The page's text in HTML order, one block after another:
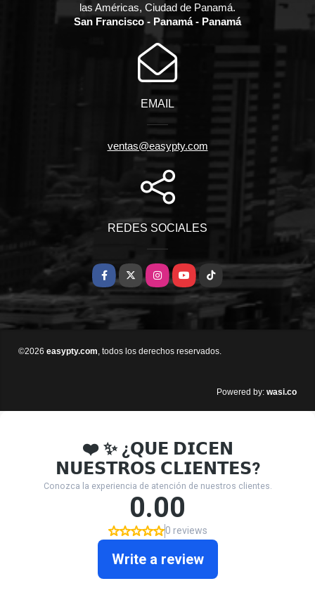
las Américas, Ciudad de Panamá.
San Francisco - Panamá - Panamá
EMAIL
ventas@easypty.com
REDES SOCIALES
Facebook
X InstagramYouTubeTikTok
©2026 easypty.com , todos los derechos reservados.
Powered by: wasi.co